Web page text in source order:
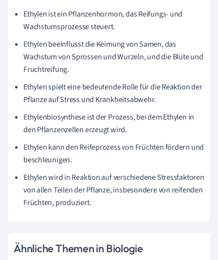
Ethylen ist ein Pflanzenhormon, das Reifungs- und
Wachstumsprozesse steuert.
Ethylen beeinflusst die Keimung von Samen, das
Wachstum von Sprossen und Wurzeln, und die Blüte und
Fruchtreifung.
Ethylen spielt eine bedeutende Rolle für die Reaktion der
Pflanze auf Stress und Krankheitsabwehr.
Ethylenbiosynthese ist der Prozess, bei dem Ethylen in
den Pflanzenzellen erzeugt wird.
Ethylen kann den Reifeprozess von Früchten fördern und
beschleunigen.
Ethylen wird in Reaktion auf verschiedene Stressfaktoren
von allen Teilen der Pflanze, insbesondere von reifenden
Früchten, produziert.
Ähnliche Themen in Biologie